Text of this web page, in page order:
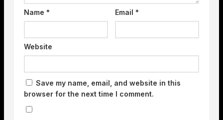
Name * Email*
Website
Save my name, email, and website in this
browser for the next time I comment.